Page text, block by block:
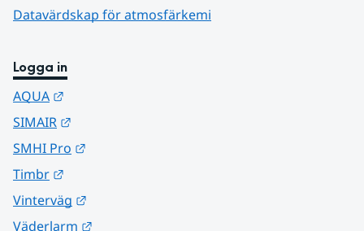
Datavärdskap för atmosfärkemi
Logga in
AQUA
SIMAIR
SMHI Pro
Timbr
Vinterväg
Väderlarm